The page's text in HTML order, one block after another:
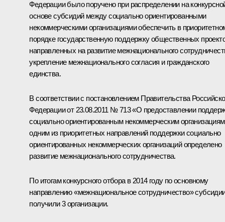
Федерации было поручено при распределении на
основе субсидий между социально ориентированными
некоммерческими организациями обеспечить в
порядке государственную поддержку общественных
направленных на развитие межнационального
укрепление межнационального согласия и гражданского
единства.
В соответствии с постановлением Правительства
Федерации от 23.08.2011 № 713 «О предоставлении
социально ориентированным некоммерческим
одним из приоритетных направлений поддержки социально
ориентированных некоммерческих организаций определено
развитие межнационального сотрудничества.
По итогам конкурсного отбора в 2014 году по основному
направлению «межнациональное сотрудничество»
получили 3 организации.